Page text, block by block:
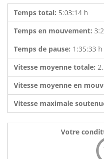
Temps total: 5:03:14 h
Temps en mouvement:
Temps de pause: 1:35:33 h
Vitesse moyenne totale:
Vitesse moyenne en
Vitesse maximale
Votre